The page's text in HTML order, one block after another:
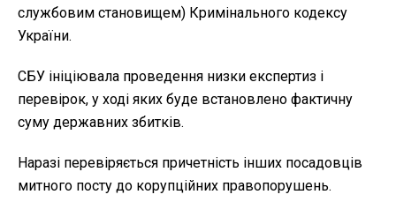
службовим становищем) Кримінального кодексу
України.
СБУ ініціювала проведення низки експертиз і
перевірок, у ході яких буде встановлено фактичну
суму державних збитків.
Наразі перевіряється причетність інших посадовців
митного посту до корупційних правопорушень.